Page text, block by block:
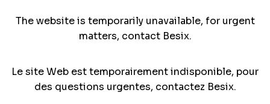
The website is temporarily unavailable, for urgent
matters, contact Besix.
Le site Web est temporairement indisponible, pour
des questions urgentes, contactez Besix.